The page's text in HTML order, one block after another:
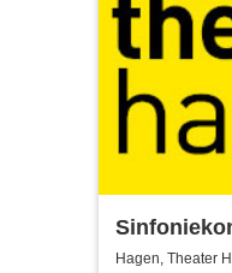
Hagen
Hagen, Theater